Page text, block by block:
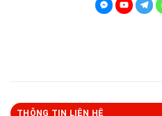
THÔNG TIN LIÊN HỆ